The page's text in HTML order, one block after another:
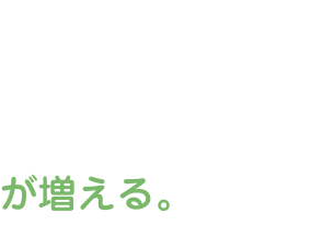
が増える。